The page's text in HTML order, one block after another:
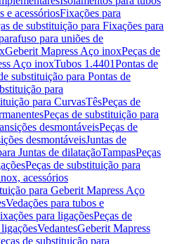
e acessóriosFixações para
de substituição para Fixações para
para uniões de
Geberit Mapress Aço inoxPeças de
Aço inoxTubos 1.4401Pontas de
substituição para Pontas de
para
para CurvasTêsPeças de
Peças de substituição para
desmontáveisPeças de
desmontáveisJuntas de
Juntas de dilataçãoTampasPeças
Peças de substituição para
acessórios
para Geberit Mapress Aço
Vedações para tubos e
para ligaçõesPeças de
VedantesGeberit Mapress
de substituição para